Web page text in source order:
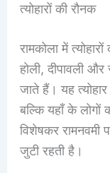
त्योहारों की रौनक
रामकोला में
होली, दीपावली
जाते हैं। यह
बल्कि यहाँ के लोगों
विशेषकर रामनवमी
जुटी रहती है।